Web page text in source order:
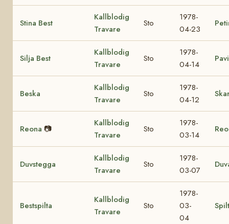
Stina Best
Kallblodig
Travare
Sto
1978-
04-23
Silja Best
Kallblodig
Travare
Sto
1978-
04-14
Beska
Kallblodig
Travare
Sto
1978-
04-12
Reona 📷
Kallblodig
Travare
Sto
1978-
03-14
Duvstegga
Kallblodig
Travare
Sto
1978-
03-07
Bestspilta
Kallblodig
Travare
Sto
1978-
03-
04